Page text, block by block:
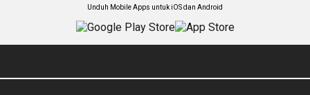
Unduh Mobile Apps untuk iOS dan Android